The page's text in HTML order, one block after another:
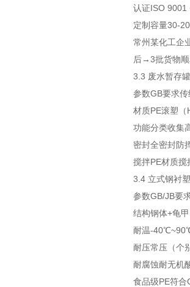
认证ISO 9001
定制容量30-
常州某化工企
后→3批货物
3.3 废水暂存
参数GB要求传
材质PE滚塑（
功能分类收集
密封全密封防
搅拌PE材质搅
3.4 立式钢衬
参数GB/JB要
结构钢体+龟
耐温-
耐压常压（个
耐腐蚀耐无机
食品级PE符